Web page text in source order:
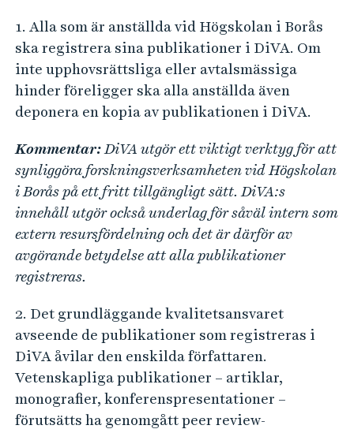
1. Alla som är anställda vid Högskolan i Borås
ska registrera sina publikationer i DiVA. Om
inte upphovsrättsliga eller avtalsmässiga
hinder föreligger ska alla anställda även
deponera en kopia av publikationen i DiVA.
Kommentar: DiVA utgör ett viktigt verktyg för att
synliggöra forskningsverksamheten vid Högskolan
i Borås på ett fritt tillgängligt sätt. DiVA:s
innehåll utgör också underlag för såväl intern som
extern resursfördelning och det är därför av
avgörande betydelse att alla publikationer
registreras.
2. Det grundläggande kvalitetsansvaret
avseende de publikationer som registreras i
DiVA åvilar den enskilda författaren.
Vetenskapliga publikationer – artiklar,
monografier, konferenspresentationer –
förutsätts ha genomgått peer review-